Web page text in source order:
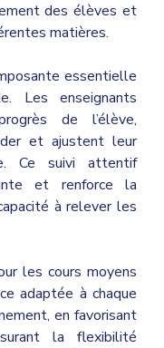
des élèves et
matières.
essentielle
Les enseignants
de l’élève,
et ajustent leur
Ce suivi attentif
et renforce la
à relever les
les cours moyens
adaptée à chaque
en favorisant
la flexibilité